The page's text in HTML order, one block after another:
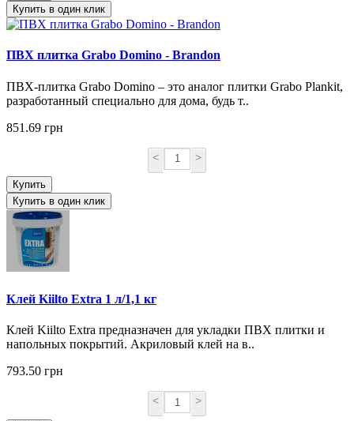
Купить в один клик
ПВХ плитка Grabo Domino - Brandon
ПВХ-плитка Grabo Domino – это аналог плитки Grabo Plankit,
разработанный специально для дома, будь т..
851.69 грн
< >
Купить
Купить в один клик
Клей Kiilto Extra 1 л/1,1 кг
Клей Kiilto Extra предназначен для укладки ПВХ плитки и
напольных покрытий. Акриловый клей на в..
793.50 грн
< >